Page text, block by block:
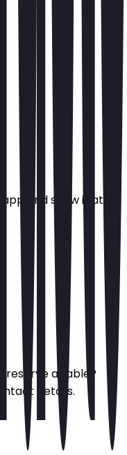
app and show it at
reserve a table?
details.